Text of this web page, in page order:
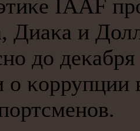
IAAF
Диаκа и
до
о